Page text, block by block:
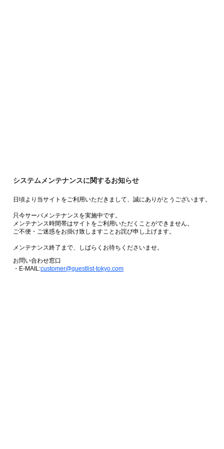
システムメンテナンスに関するお知らせ
日頃より当サイトをご利用いただきまして、誠にありがとうございます。
只今サーバメンテナンスを実施中です。
メンテナンス時間帯はサイトをご利用いただくことができません。
ご不便・ご迷惑をお掛け致しますことお詫び申し上げます。
メンテナンス終了まで、しばらくお待ちくださいませ。
お問い合わせ窓口
・E-MAIL:customer@guestlist-tokyo.com